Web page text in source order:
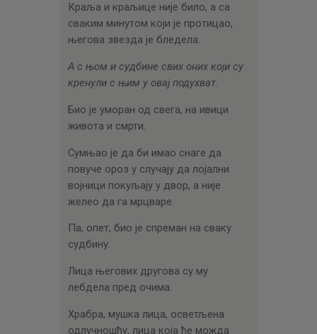
Краља и краљице није било, а са
сваким минутом који је протицао,
његова звезда је бледела.
А с њом и судбине свих оних који су
кренули с њим у овај подухват.
Био је уморан од свега, на ивици
живота и смрти.
Сумњао је да би имао снаге да
повуче ороз у случају да лојални
војници покуљају у двор, а није
желео да га мрцваре.
Па, опет, био је спреман на сваку
судбину.
Лица његових другова су му
лебдела пред очима.
Храбра, мушка лица, осветљена
одлучношћу, лица која ће можда